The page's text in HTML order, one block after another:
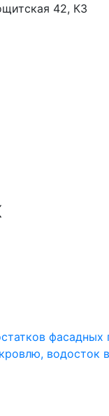
42, К3
фасадных
водосток